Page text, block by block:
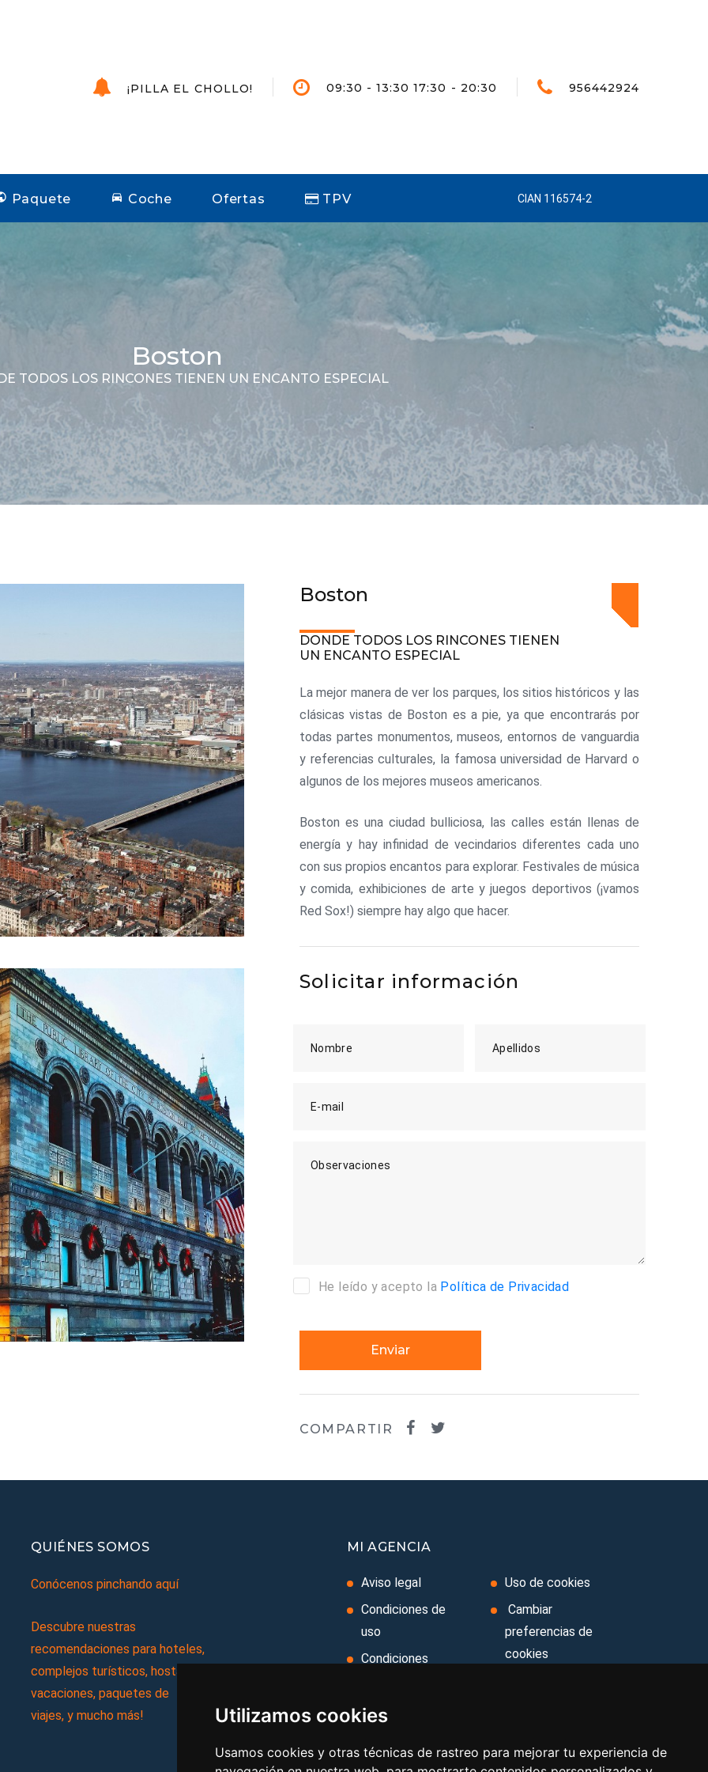
Utilizamos cookies
Usamos cookies y otras técnicas de rastreo para mejorar tu experiencia de
¡PILLA EL CHOLLO! 09:30 - 13:30 17:30 - 20:30 956442924
CIAN 116574-2
Paquete Coche Ofertas TPV
Boston
TODOS LOS RINCONES TIENEN UN ENCANTO ESPECIAL
Boston
DONDE TODOS LOS RINCONES TIENEN
UN ENCANTO ESPECIAL
La mejor manera de ver los parques, los sitios históricos y las
clásicas vistas de Boston es a pie, ya que encontrarás por
todas partes monumentos, museos, entornos de vanguardia
y referencias culturales, la famosa universidad de Harvard o
algunos de los mejores museos americanos.
Boston es una ciudad bulliciosa, las calles están llenas de
energía y hay infinidad de vecindarios diferentes cada uno
con sus propios encantos para explorar. Festivales de música
y comida, exhibiciones de arte y juegos deportivos (¡vamos
Red Sox!) siempre hay algo que hacer.
Solicitar información
Nombre Apellidos
E-mail
Observaciones
He leído y acepto la Política de Privacidad
Enviar
COMPARTIR
QUIÉNES SOMOS
Conócenos pinchando aquí
Descubre nuestras
recomendaciones para hoteles,
complejos turísticos, hostales,
vacaciones, paquetes de
viajes, y mucho más!
MI AGENCIA
Aviso legal
Condiciones de
uso
Condiciones
Ley de Viajes
Política de
Uso de cookies
Cambiar
preferencias de
cookies